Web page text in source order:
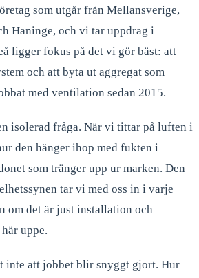
som utgår från Mellansverige,
Haninge, och vi tar uppdrag i
ligger fokus på det vi gör bäst: att
och att byta ut aggregat som
med ventilation sedan 2015.
isolerad fråga. När vi tittar på luften i
den hänger ihop med fukten i
som tränger upp ur marken. Den
tar vi med oss in i varje
om det är just installation och
uppe.
inte att jobbet blir snyggt gjort. Hur